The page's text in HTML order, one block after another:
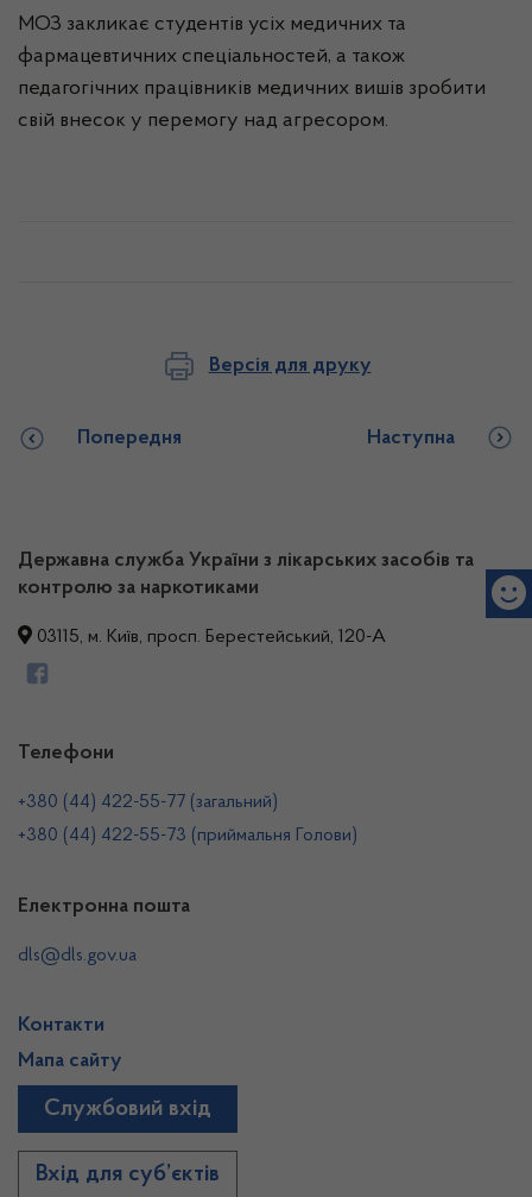
МОЗ закликає студентів усіх медичних та
фармацевтичних спеціальностей, а також
педагогічних працівників медичних вишів зробити
свій внесок у перемогу над агресором.
Версія для друку
Попередня Наступна
Державна служба України з лікарських засобів та
контролю за наркотиками
03115, м. Київ, просп. Берестейський, 120-А
Телефони
+380 (44) 422-55-77 (загальний)
+380 (44) 422-55-73 (приймальня Голови)
Електронна пошта
dls@dls.gov.ua
Контакти
Мапа сайту
Службовий вхід
Вхід для суб’єктів